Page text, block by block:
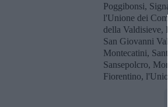
Poggibonsi,
l'Unione dei
della Valdisieve,
San Giovanni
Montecatini,
Sansepolcro,
Fiorentino,